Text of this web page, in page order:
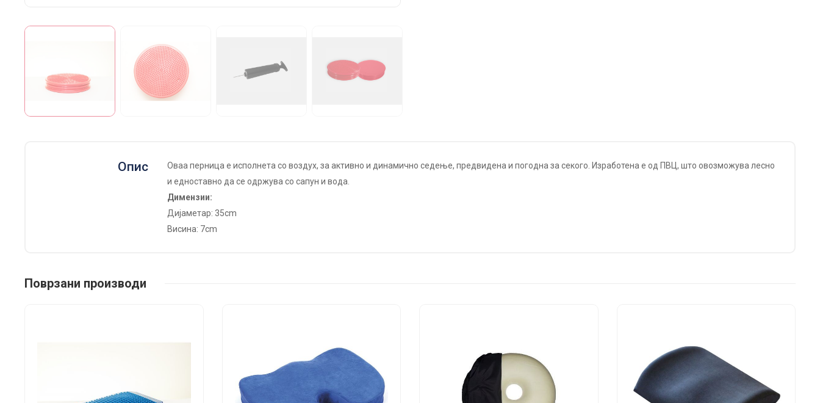
Опис
Оваа перница е исполнета со воздух, за активно и динамично седење, предвидена и погодна за секого. Изработена е од ПВЦ, што овозможува лесно
и едноставно да се одржува со сапун и вода.
Димензии:
Дијаметар: 35cm
Висина: 7cm
Поврзани производи